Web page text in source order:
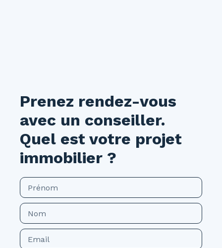
Prenez rendez-vous
avec un conseiller.
Quel est votre projet
immobilier ?
Prénom
Nom
Email